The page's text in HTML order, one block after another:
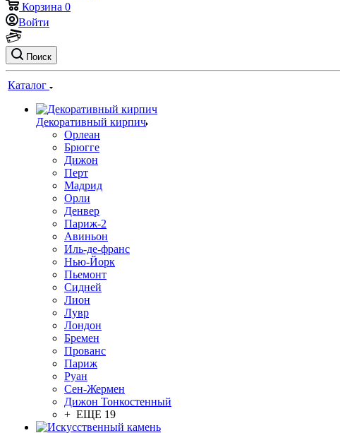
Корзина 0
Войти
Поиск
Каталог
Декоративный кирпич
Орлеан
Брюгге
Дижон
Перт
Мадрид
Орли
Денвер
Париж-2
Авиньон
Иль-де-франс
Нью-Йорк
Пьемонт
Сидней
Лион
Лувр
Лондон
Бремен
Прованс
Париж
Руан
Сен-Жермен
Дижон Тонкостенный
+ ЕЩЕ 19